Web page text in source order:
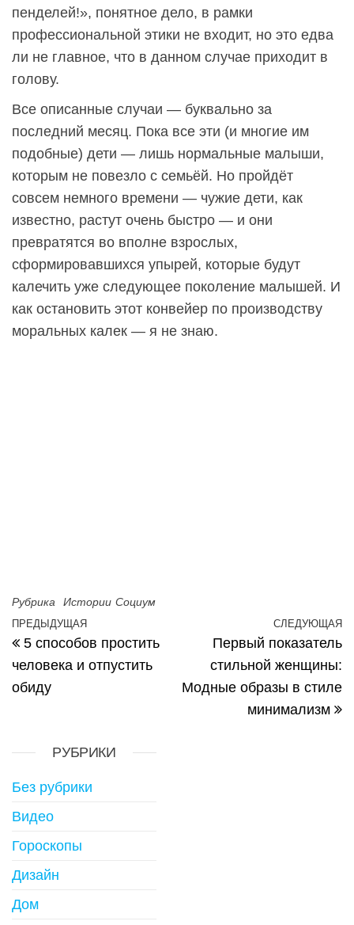
пенделей!», понятное дело, в рамки
профессиональной этики не входит, но это едва
ли не главное, что в данном случае приходит в
голову.
Все описанные случаи — буквально за
последний месяц. Пока все эти (и многие им
подобные) дети — лишь нормальные малыши,
которым не повезло с семьёй. Но пройдёт
совсем немного времени — чужие дети, как
известно, растут очень быстро — и они
превратятся во вполне взрослых,
сформировавшихся упырей, которые будут
калечить уже следующее поколение малышей. И
как остановить этот конвейер по производству
моральных калек — я не знаю.
Рубрика Истории Социум
Навигация по записям
Предыдущая запись
ПРЕДЫДУЩАЯ
5 способов простить
человека и отпустить
обиду
СЛЕДУЮЩАЯ
Первый показатель
стильной женщины:
Модные образы в стиле
минимализм
РУБРИКИ
Без рубрики
Видео
Гороскопы
Дизайн
Дом